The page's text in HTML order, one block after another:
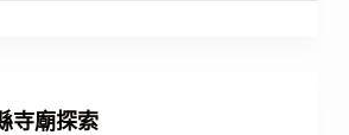
寺廟探索